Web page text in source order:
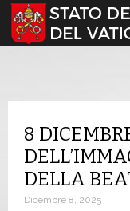
Seleziona la tua lingua
8
DELLA
Dicembre 8, 2025